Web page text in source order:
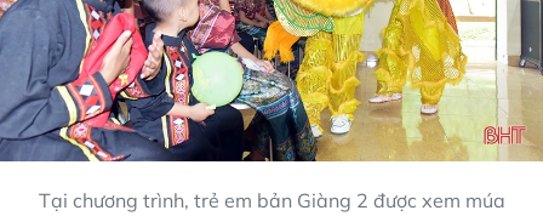
Tại chương trình, trẻ em bản Giàng 2 được xem múa